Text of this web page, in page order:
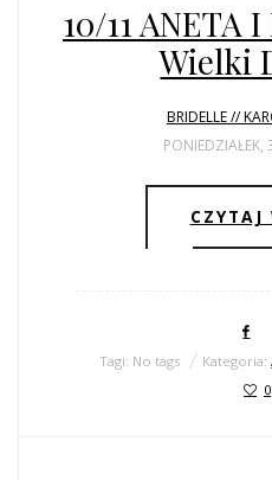
10/11 ANETA
Wielki
BRIDELLE //
PONIEDZIAŁEK,
CZYTAJ
Tagi: No tags Kategoria:
0